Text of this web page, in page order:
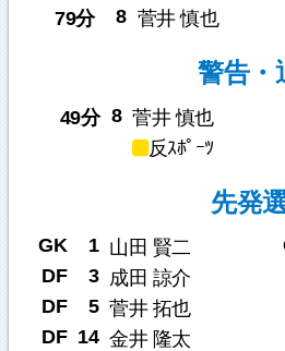
79分
8 菅井 慎也
警告・
49分 8 菅井 慎也
反ｽﾎﾟｰﾂ
先発
GK 1 山田 賢二
DF
3 成田 諒介
DF
5 菅井 拓也
DF 14 金井 隆太